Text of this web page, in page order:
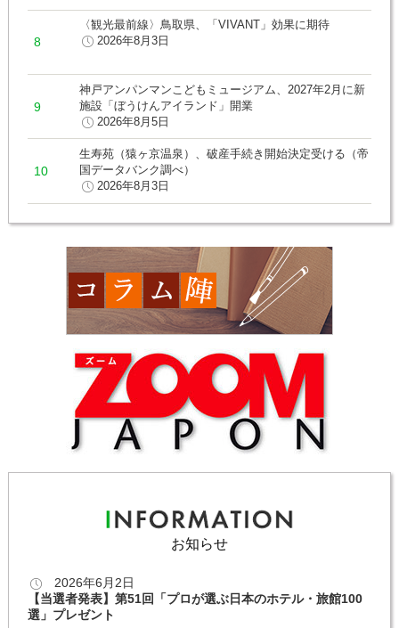
〈観光最前線〉鳥取県、「VIVANT」効果に期待
2026年8月3日
神戸アンパンマンこどもミュージアム、2027年2月に新
施設「ぼうけんアイランド」開業
2026年8月5日
生寿苑（猿ヶ京温泉）、破産手続き開始決定受ける（帝
国データバンク調べ）
2026年8月3日
お知らせ
2026年6月2日
【当選者発表】第51回「プロが選ぶ日本のホテル・旅館100
選」プレゼント